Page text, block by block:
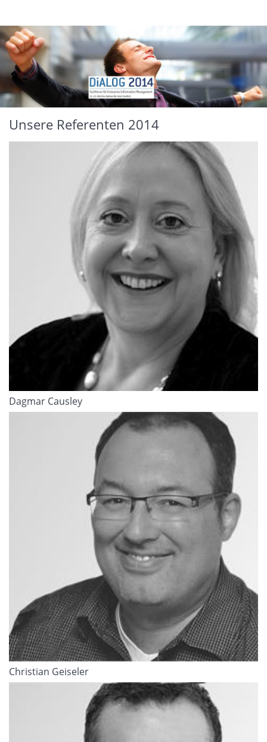
Unsere Referenten 2014
Dagmar Causley
Christian Geiseler